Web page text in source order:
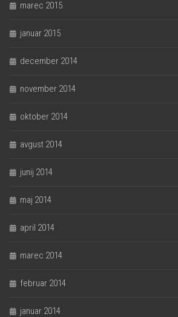
marec 2015
januar 2015
december 2014
november 2014
oktober 2014
avgust 2014
junij 2014
maj 2014
april 2014
marec 2014
februar 2014
januar 2014